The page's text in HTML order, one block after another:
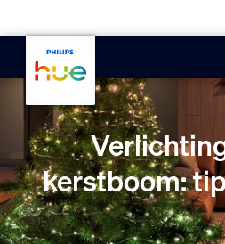
kerstboom: